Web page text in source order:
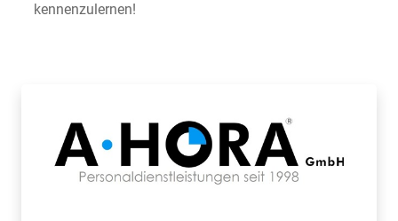
kennenzulernen!